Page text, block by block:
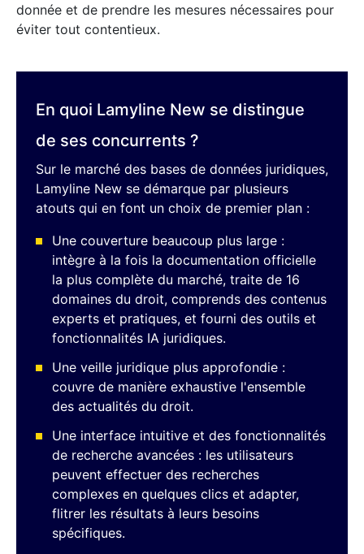
donnée et de prendre les mesures nécessaires pour
éviter tout contentieux.
En quoi Lamyline New se distingue
de ses concurrents ?
Sur le marché des bases de données juridiques,
Lamyline New se démarque par plusieurs
atouts qui en font un choix de premier plan :
Une couverture beaucoup plus large :
intègre à la fois la documentation officielle
la plus complète du marché, traite de 16
domaines du droit, comprends des contenus
experts et pratiques, et fourni des outils et
fonctionnalités IA juridiques.
Une veille juridique plus approfondie :
couvre de manière exhaustive l'ensemble
des actualités du droit.
Une interface intuitive et des fonctionnalités
de recherche avancées : les utilisateurs
peuvent effectuer des recherches
complexes en quelques clics et adapter,
flitrer les résultats à leurs besoins
spécifiques.